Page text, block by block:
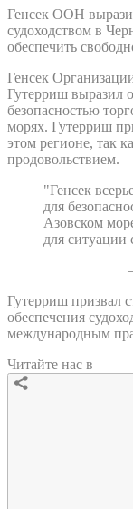
Генсек ООН
судоходством в
обеспечить
Генсек
Гутерриш выразил
безопасностью
морях. Гутерриш
этом регионе, так
продовольствием.
"Генсек
для
Азовском
для ситуации
Гутерриш призвал
обеспечения
международным
Читайте нас в